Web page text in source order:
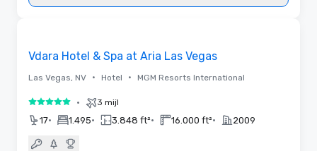
Vdara Hotel & Spa at Aria Las Vegas
Las Vegas, NV • Hotel • MGM Resorts International
5 van 5 • 3 mijl
17• 1.495• 3.848 ft²• 16.000 ft²• 2009